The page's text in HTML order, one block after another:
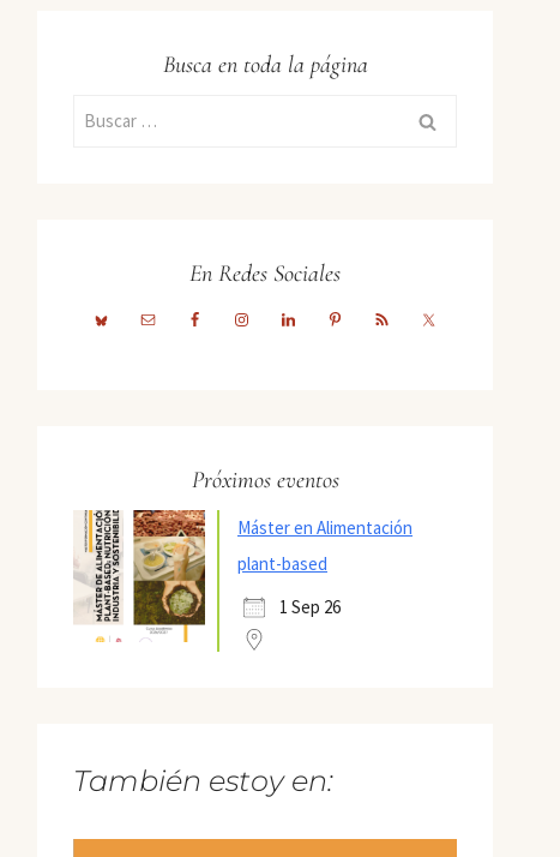
Busca en toda la página
Buscar:
En Redes Sociales
Próximos eventos
Máster en Alimentación
plant-based
1 Sep 26
También estoy en: